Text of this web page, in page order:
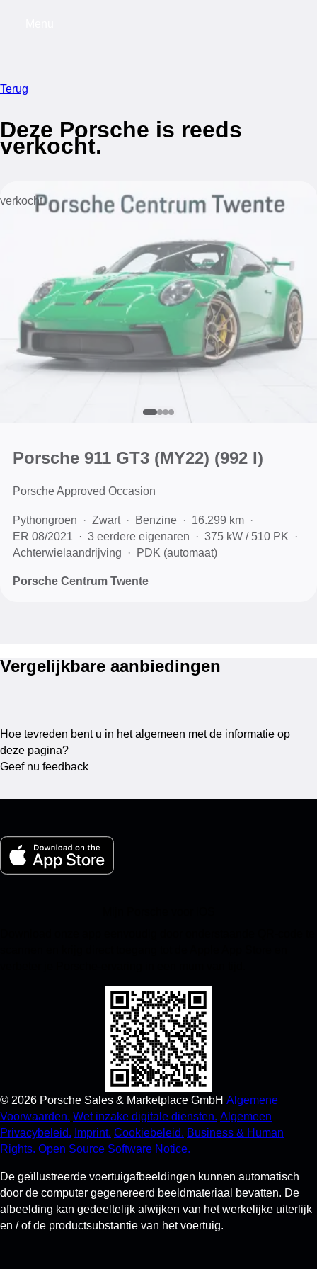
Terug
Deze Porsche is reeds
verkocht.
verkocht
Porsche 911 GT3 (MY22) (992 I)
Porsche Approved Occasion
Pythongroen Zwart Benzine
16.299 km
ER 08/2021
3 eerdere eigenaren
375 kW / 510 PK
Achterwielaandrijving
PDK (automaat)
Porsche Centrum Twente
Vergelijkbare aanbiedingen
Hoe tevreden bent u in het algemeen met de informatie op
deze pagina?
Geef nu feedback
© 2026 Porsche Sales & Marketplace GmbH Algemene
Voorwaarden. Wet inzake digitale diensten. Algemeen
Privacybeleid. Imprint. Cookiebeleid. Business & Human
Rights. Open Source Software Notice.
De geïllustreerde voertuigafbeeldingen kunnen automatisch
door de computer gegenereerd beeldmateriaal bevatten. De
afbeelding kan gedeeltelijk afwijken van het werkelijke uiterlijk
en / of de productsubstantie van het voertuig.